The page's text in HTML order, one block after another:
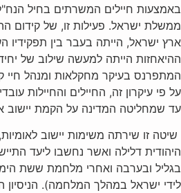
באמצעות חיילים המשרתים בחיל
ממשלת ישראל. פעילות זו, של קידום
ארץ ישראל, הייתה בעבר בין תפקידיו
ההיאחזות הייתה למעשה שילוב של
המתפרנס בעיקר מחקלאות ומנהל חיי
על פי עיקרון זה, החיילים והחיילות
עד שמחליטה המדינה על הקמת יישוב
שיטה זו שירתה משימות יישוב
היהודית דלילה ואשר נחשבו ליעד
בגליל ובערבה ואחרי מלחמת ששת
לידי ישראל במהלך המלחמה). הניסיון